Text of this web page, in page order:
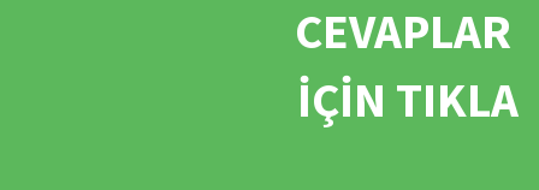
CEVAPLAR
İÇİN TIKLA